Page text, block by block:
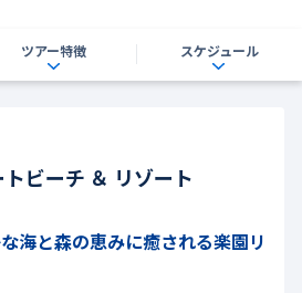
ツアー特徴 スケジュール
ビーチ ＆ リゾート
海と森の恵みに癒される楽園リ